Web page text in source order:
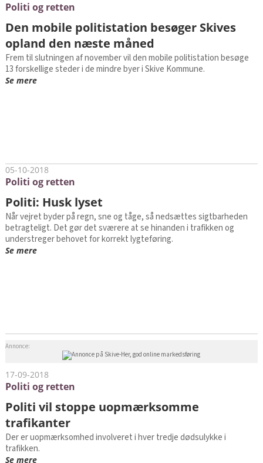
Politi og retten
Den mobile politistation besøger Skives
opland den næste måned
Frem til slutningen af november vil den mobile politistation besøge
13 forskellige steder i de mindre byer i Skive Kommune.
Se mere
05-10-2018
Politi og retten
Politi: Husk lyset
Når vejret byder på regn, sne og tåge, så nedsættes sigtbarheden
betragteligt. Det gør det sværere at se hinanden i trafikken og
understreger behovet for korrekt lygteføring.
Se mere
Annonce:
17-09-2018
Politi og retten
​Politi vil stoppe uopmærksomme
trafikanter
Der er uopmærksomhed involveret i hver tredje dødsulykke i
trafikken.
Se mere